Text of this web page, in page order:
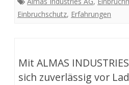
Einbruchschutz, Erfahrungen
Mit ALMAS
sich zuverlässig vor